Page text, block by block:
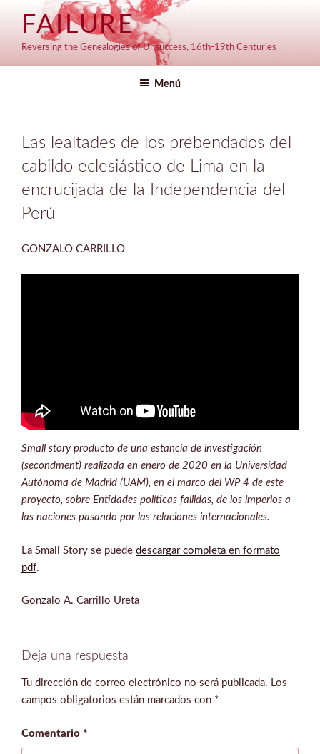
contenido
FAILURE
Reversing the Genealogies of Unsuccess, 16th-19th Centuries
Menú
Las lealtades de los prebendados del
cabildo eclesiástico de Lima en la
encrucijada de la Independencia del
Perú
GONZALO CARRILLO
Small story producto de una estancia de investigación
(secondment) realizada en enero de 2020 en la Universidad
Autónoma de Madrid (UAM), en el marco del WP 4 de este
proyecto, sobre Entidades políticas fallidas, de los imperios a
las naciones pasando por las relaciones internacionales.
La Small Story se puede descargar completa en formato
pdf.
Gonzalo A. Carrillo Ureta
Deja una respuesta
Tu dirección de correo electrónico no será publicada. Los
campos obligatorios están marcados con *
Comentario *